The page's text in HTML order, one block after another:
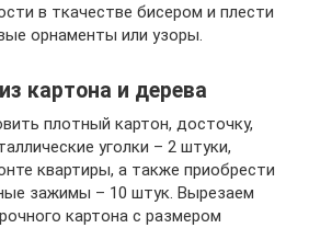
в ткачестве бисером и плести
орнаменты или узоры.
картона и дерева
плотный картон, досточку,
уголки – 2 штуки,
квартиры, а также приобрести
зажимы – 10 штук. Вырезаем
картона с размером